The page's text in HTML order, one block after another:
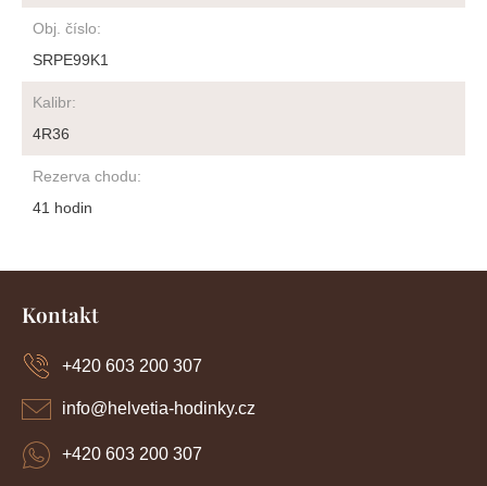
Obj. číslo:
SRPE99K1
Kalibr:
4R36
Rezerva chodu:
41 hodin
Kontakt
info@helvetia-hodinky.cz
+420 603 200 307
+420 603 200 307